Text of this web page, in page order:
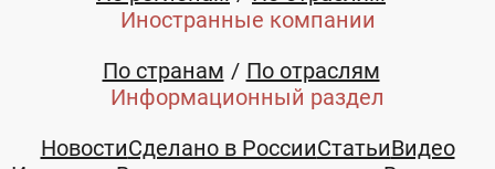
Иностранные компании
По странам
По отраслям
Информационный раздел
НовостиСделано в РоссииСтатьиВидео